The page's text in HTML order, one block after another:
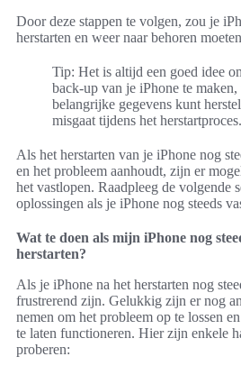
Door deze stappen te volgen, zou je
herstarten en weer naar behoren
Tip: Het is altijd een goed idee
back-up van je iPhone te maken,
belangrijke gegevens kunt
misgaat tijdens het herstartproces.
Als het herstarten van je iPhone nog
en het probleem aanhoudt, zijn er
het vastlopen. Raadpleeg de volgende
oplossingen als je iPhone nog steeds
Wat te doen als mijn iPhone nog
herstarten?
Als je iPhone na het herstarten nog
frustrerend zijn. Gelukkig zijn er nog
nemen om het probleem op te lossen
te laten functioneren. Hier zijn enkele
proberen: